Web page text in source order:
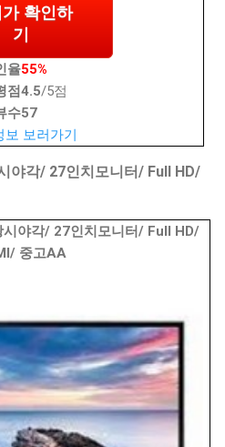
확인하
기
율55%
점4.5/5점
수57
보 보러가기
야각/ 27인치모니터/ Full HD/
야각/ 27인치모니터/ Full HD/
중고AA